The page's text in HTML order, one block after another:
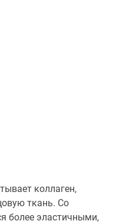
коллаген,
ткань. Со
более эластичными,